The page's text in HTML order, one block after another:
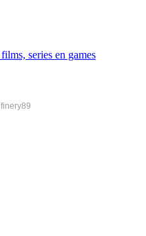
series en games